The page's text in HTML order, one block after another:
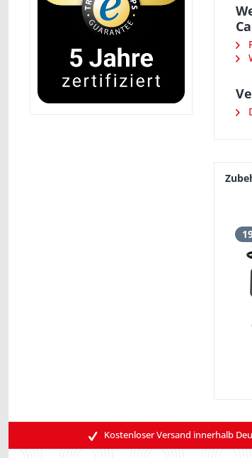
Kostenloser Versand innerhalb